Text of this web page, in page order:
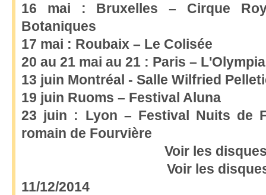
16 mai : Bruxelles – Cirque
Botaniques
17 mai : Roubaix – Le Colisée
20 au 21 mai au 21 : Paris – L'Olympia
13 juin Montréal - Salle Wilfried
19 juin Ruoms – Festival Aluna
23 juin : Lyon – Festival Nuits de
romain de Fourvière
Voir les
Voir les
11/12/2014